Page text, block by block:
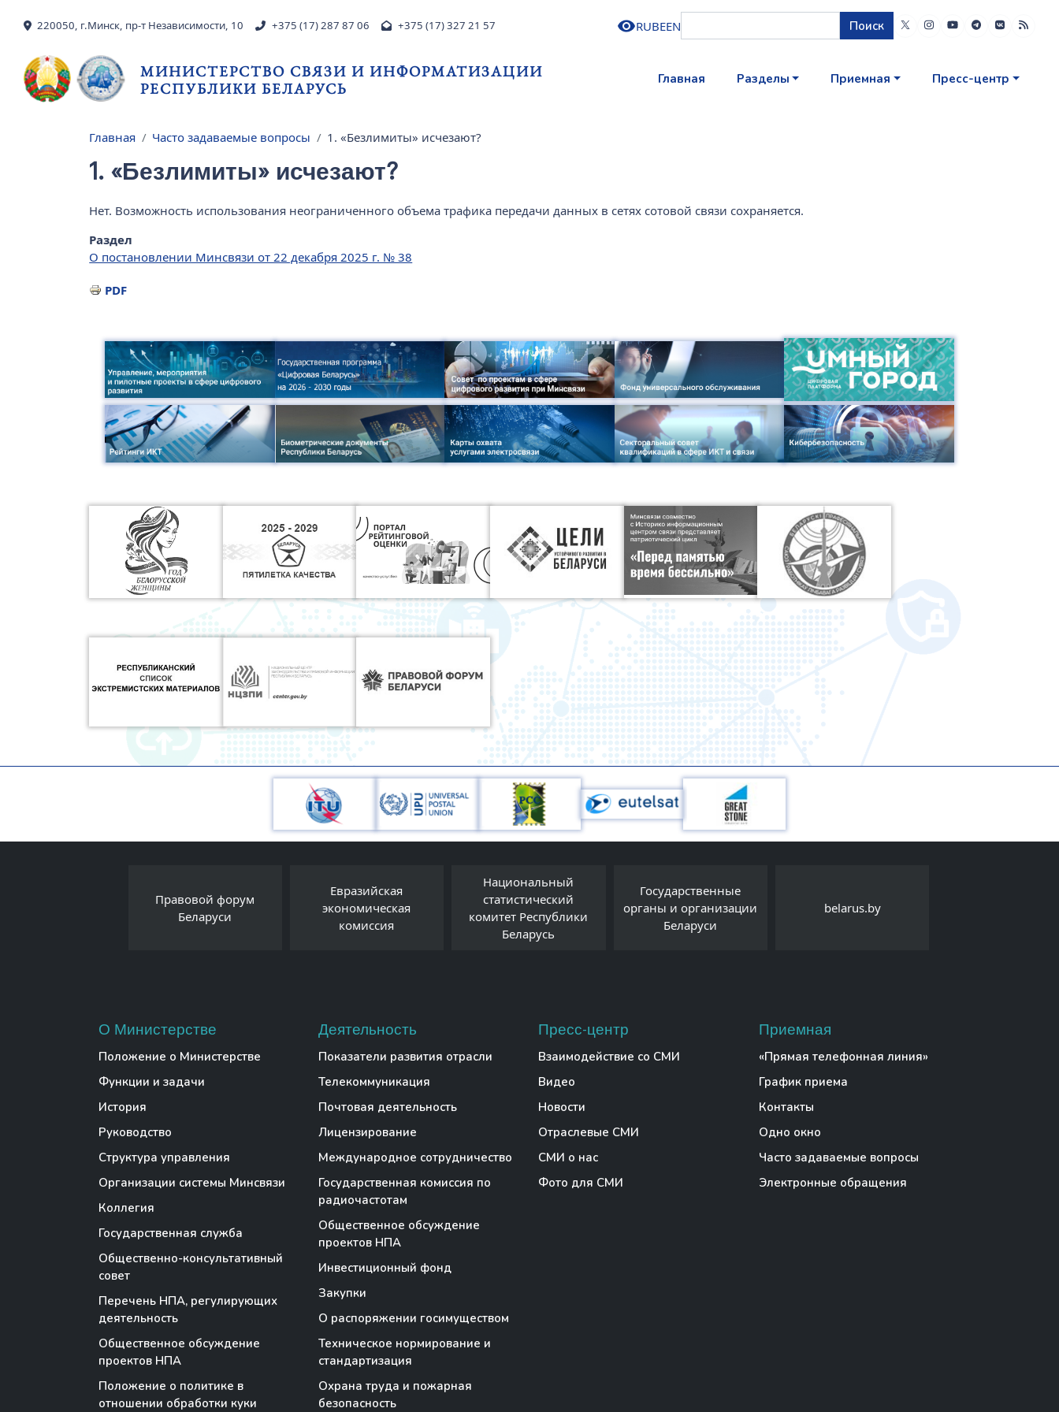
220050, г.Минск, пр-т Независимости, 10 +375 (17) 287 87 06 +375 (17) 327 21 57 RUBEEN Поиск
МИНИСТЕРСТВО СВЯЗИ И ИНФОРМАТИЗАЦИИ
РЕСПУБЛИКИ БЕЛАРУСЬ
Главная Разделы Приемная Пресс-центр
Строка навигации
Главная Часто задаваемые вопросы 1. «Безлимиты» исчезают?
1. «Безлимиты» исчезают?
Нет. Возможность использования неограниченного объема трафика передачи данных в сетях сотовой связи сохраняется.
Раздел
О постановлении Минсвязи от 22 декабря 2025 г. № 38
PDF
Правовой форум
Беларуси
Евразийская
экономическая
комиссия
Национальный
статистический
комитет Республики
Беларусь
Государственные
органы и организации
Беларуси
belarus.by
О Министерстве
Положение о Министерстве
Функции и задачи
История
Руководство
Структура управления
Организации системы Минсвязи
Коллегия
Государственная служба
Общественно-консультативный
совет
Перечень НПА, регулирующих
деятельность
Общественное обсуждение
проектов НПА
Положение о политике в
отношении обработки куки
Деятельность
Показатели развития отрасли
Телекоммуникация
Почтовая деятельность
Лицензирование
Международное сотрудничество
Государственная комиссия по
радиочастотам
Общественное обсуждение
проектов НПА
Инвестиционный фонд
Закупки
О распоряжении госимуществом
Техническое нормирование и
стандартизация
Охрана труда и пожарная
безопасность
Пресс-центр
Взаимодействие со СМИ
Видео
Новости
Отраслевые СМИ
СМИ о нас
Фото для СМИ
Приемная
«Прямая телефонная линия»
График приема
Контакты
Одно окно
Часто задаваемые вопросы
Электронные обращения